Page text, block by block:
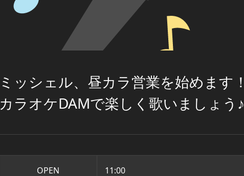
ミッシェル、昼カラ営業を始めます！
カラオケDAMで楽しく歌いましょう♪
OPEN 11:00